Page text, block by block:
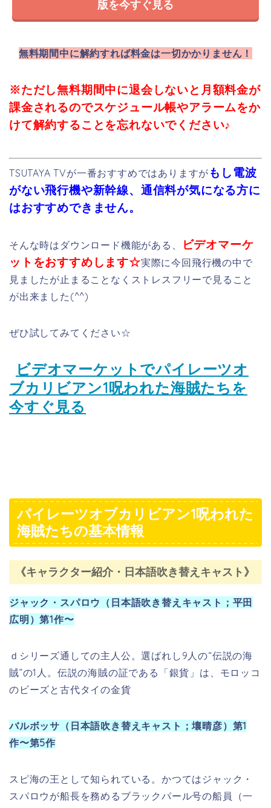
はおすすめできません。
そんな時はダウンロード機能がある、ビデオマーケ
ットをおすすめします☆実際に今回飛行機の中で
が出来ました(^^)
ぜひ試してみてください☆
ビデオマーケットでパイレーツオ
ブカリビアン1呪われた海賊たちを
今すぐ見る
海賊たちの基本情報
《キャラクター紹介・日本語吹き替えキャスト》
ジャック・スパロウ（日本語吹き替えキャスト；平田
広明）第1作〜
バルボッサ（日本語吹き替えキャスト；壤晴彦）第1
作〜第5作
スピ海の王として知られている。かつてはジャック・
スパロウが船長を務めるブラックパール号の船員（一
等航海士）だった。しかしある晩、ジャックを船員と
ともに騙して船を乗っ取り、以降は自分が船長とな
が、その金貨の呪いにかかってしまい、他の船員とと
もに10年間不死身の身体となって海を彷徨っていた。
好物は林檎とカスピ海原産のキャビア。伝説の海賊の
常時ペットである猿のジャック・ザ・モンキーを肩に
つれている。
ウィル・ターナー（日本語吹き替えキャスト；平川大
輔）第1作〜